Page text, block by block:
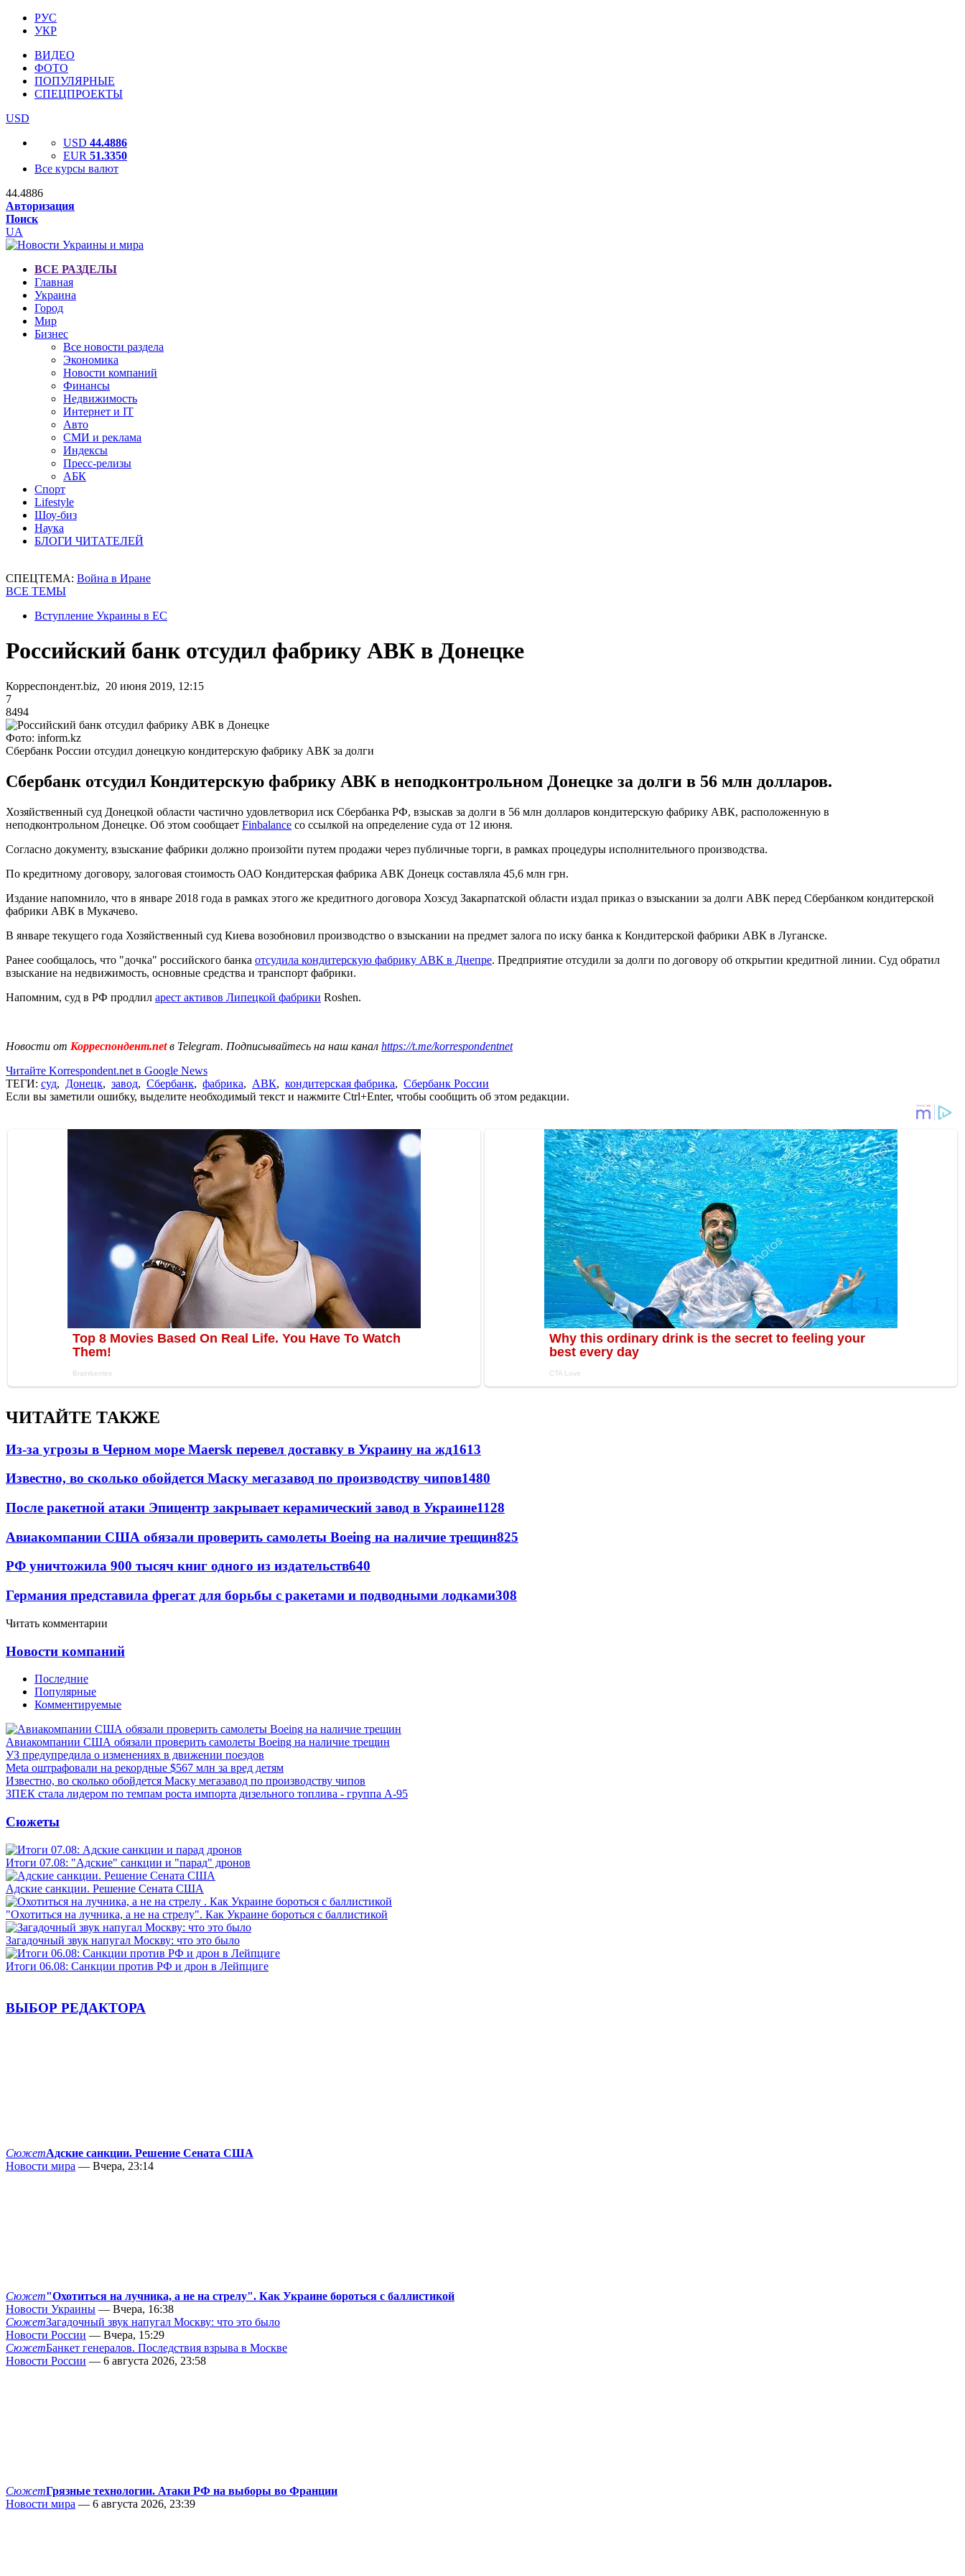
РУС
УКР
ВИДЕО
ФОТО
ПОПУЛЯРНЫЕ
СПЕЦПРОЕКТЫ
USD
USD 44.4886
EUR 51.3350
Все курсы валют
44.4886
Авторизация
Поиск
UA
ВСЕ РАЗДЕЛЫ
Главная
Украина
Город
Мир
Бизнес
Все новости раздела
Экономика
Новости компаний
Финансы
Недвижимость
Интернет и IT
Авто
СМИ и реклама
Индексы
Пресс-релизы
АБК
Спорт
Lifestyle
Шоу-биз
Наука
БЛОГИ ЧИТАТЕЛЕЙ
СПЕЦТЕМА: Война в Иране
ВСЕ ТЕМЫ
Вступление Украины в ЕС
Российский банк отсудил фабрику АВК в Донецке
Корреспондент.biz, 20 июня 2019, 12:15
7
8494
Фото: inform.kz
Сбербанк России отсудил донецкую кондитерскую фабрику АВК за долги
Сбербанк отсудил Кондитерскую фабрику АВК в неподконтрольном Донецке за долги в 56 млн долларов.
Хозяйственный суд Донецкой области частично удовлетворил иск Сбербанка РФ, взыскав за долги в 56 млн долларов кондитерскую фабрику АВК, расположенную в
неподконтрольном Донецке. Об этом сообщает Finbalance со ссылкой на определение суда от 12 июня.
Согласно документу, взыскание фабрики должно произойти путем продажи через публичные торги, в рамках процедуры исполнительного производства.
По кредитному договору, залоговая стоимость ОАО Кондитерская фабрика АВК Донецк составляла 45,6 млн грн.
Издание напомнило, что в январе 2018 года в рамках этого же кредитного договора Хозсуд Закарпатской области издал приказ о взыскании за долги АВК перед Сбербанком кондитерской
фабрики АВК в Мукачево.
В январе текущего года Хозяйственный суд Киева возобновил производство о взыскании на предмет залога по иску банка к Кондитерской фабрики АВК в Луганске.
Ранее сообщалось, что "дочка" российского банка отсудила кондитерскую фабрику АВК в Днепре. Предприятие отсудили за долги по договору об открытии кредитной линии. Суд обратил
взыскание на недвижимость, основные средства и транспорт фабрики.
Напомним, суд в РФ продлил арест активов Липецкой фабрики Roshen.
Новости от Корреспондент.netв Telegram. Подписывайтесь на наш канал https://t.me/korrespondentnet
Читайте Korrespondent.net в Google News
ТЕГИ: суд, Донецк, завод, Сбербанк, фабрика, АВК, кондитерская фабрика, Сбербанк России
Если вы заметили ошибку, выделите необходимый текст и нажмите Ctrl+Enter, чтобы сообщить об этом редакции.
ЧИТАЙТЕ ТАКЖЕ
Из-за угрозы в Черном море Maersk перевел доставку в Украину на жд1613
Известно, во сколько обойдется Маску мегазавод по производству чипов1480
После ракетной атаки Эпицентр закрывает керамический завод в Украине1128
Авиакомпании США обязали проверить самолеты Boeing на наличие трещин825
РФ уничтожила 900 тысяч книг одного из издательств640
Германия представила фрегат для борьбы с ракетами и подводными лодками308
Читать комментарии
Новости компаний
Последние
Популярные
Комментируемые
Авиакомпании США обязали проверить самолеты Boeing на наличие трещин
УЗ предупредила о изменениях в движении поездов
Meta оштрафовали на рекордные $567 млн за вред детям
Известно, во сколько обойдется Маску мегазавод по производству чипов
ЗПЕК стала лидером по темпам роста импорта дизельного топлива - группа А-95
Сюжеты
Итоги 07.08: "Адские" санкции и "парад" дронов
Адские санкции. Решение Сената США
"Охотиться на лучника, а не на стрелу". Как Украине бороться с баллистикой
Загадочный звук напугал Москву: что это было
Итоги 06.08: Санкции против РФ и дрон в Лейпциге
ВЫБОР РЕДАКТОРА
СюжетАдские санкции. Решение Сената США
Новости мира — Вчера, 23:14
Сюжет"Охотиться на лучника, а не на стрелу". Как Украине бороться с баллистикой
Новости Украины — Вчера, 16:38
СюжетЗагадочный звук напугал Москву: что это было
Новости России — Вчера, 15:29
СюжетБанкет генералов. Последствия взрыва в Москве
Новости России — 6 августа 2026, 23:58
СюжетГрязные технологии. Атаки РФ на выборы во Франции
Новости мира — 6 августа 2026, 23:39